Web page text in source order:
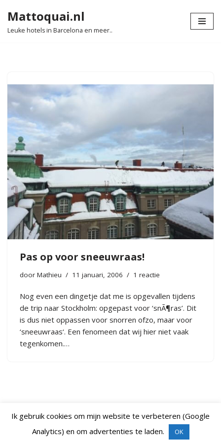
Ga
Mattoquai.nl
Leuke hotels in Barcelona en meer..
Pas op voor sneeuwraas!
door Mathieu 11 januari, 2006 1 reactie
Nog even een dingetje dat me is opgevallen tijdens
de trip naar Stockholm: opgepast voor ‘snÃ¶ras’. Dit
is dus niet oppassen voor snorren ofzo, maar voor
‘sneeuwraas‘. Een fenomeen dat wij hier niet vaak
tegenkomen.…
Neve| Mogelijk gemaakt door WordPress
Ik gebruik cookies om mijn website te verbeteren (Google
Analytics) en om advertenties te laden.
OK